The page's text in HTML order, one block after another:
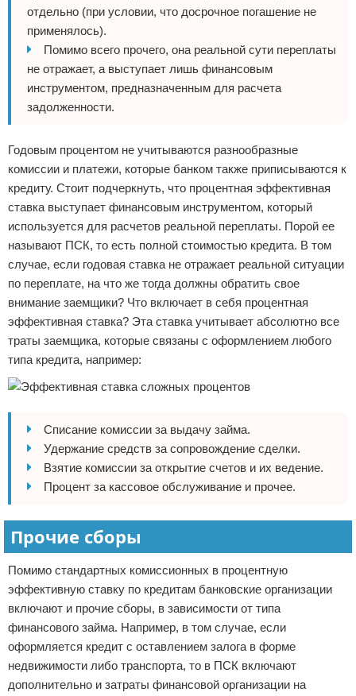
отдельно (при условии, что досрочное погашение не
применялось).
Помимо всего прочего, она реальной сути переплаты
не отражает, а выступает лишь финансовым
инструментом, предназначенным для расчета
задолженности.
Годовым процентом не учитываются разнообразные
комиссии и платежи, которые банком также приписываются к
кредиту. Стоит подчеркнуть, что процентная эффективная
ставка выступает финансовым инструментом, который
используется для расчетов реальной переплаты. Порой ее
называют ПСК, то есть полной стоимостью кредита. В том
случае, если годовая ставка не отражает реальной ситуации
по переплате, на что же тогда должны обратить свое
внимание заемщики? Что включает в себя процентная
эффективная ставка? Эта ставка учитывает абсолютно все
траты заемщика, которые связаны с оформлением любого
типа кредита, например:
Списание комиссии за выдачу займа.
Удержание средств за сопровождение сделки.
Взятие комиссии за открытие счетов и их ведение.
Процент за кассовое обслуживание и прочее.
Прочие сборы
Помимо стандартных комиссионных в процентную
эффективную ставку по кредитам банковские организации
включают и прочие сборы, в зависимости от типа
финансового займа. Например, в том случае, если
оформляется кредит с оставлением залога в форме
недвижимости либо транспорта, то в ПСК включают
дополнительно и затраты финансовой организации на